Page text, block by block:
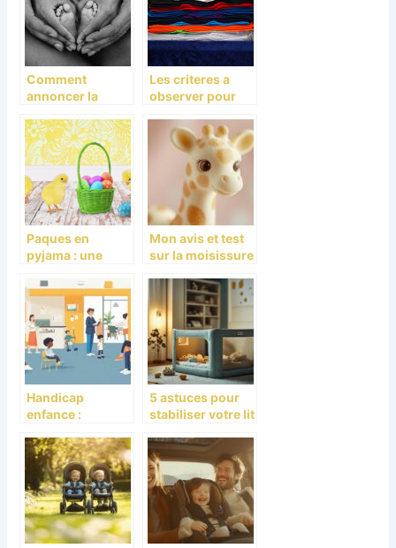
Comment
annoncer la
votre bebe?
Les criteres a
observer pour
meilleur t-shirt
pour homme
Paques en
pyjama : une
familiale et
chaleureuse
Mon avis et test
sur la moisissure
Girafe : comment
protéger bébé ?
Handicap
enfance :
CAMSP de Reims
révolutionne la
prise en charge
précoce des
enfants
5 astuces pour
stabiliser votre lit
niveaux qui
vacille